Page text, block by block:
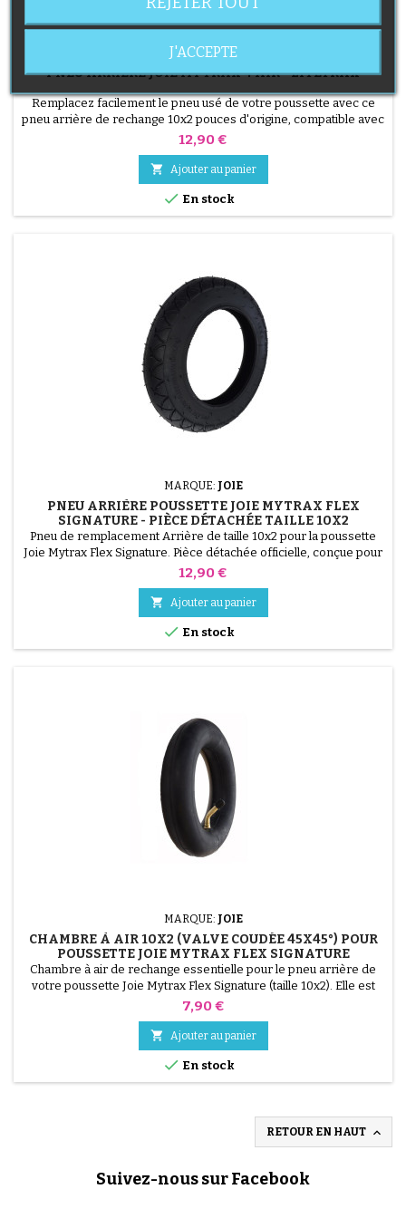
MARQUE:JOIE
PNEU ARRIÈRE JOIE MYTRAX 4 AIR - LITETRAX
Remplacez facilement le pneu usé de votre poussette avec ce
pneu arrière de rechange 10x2 pouces d'origine, compatible avec
les modèles Joie Mytrax 4 Air et Litetrax. Produit neuf. Attention :
Prix
12,90 €
 Ajouter au panier
 En stock
MARQUE: JOIE
PNEU ARRIÈRE POUSSETTE JOIE MYTRAX FLEX
SIGNATURE - PIÈCE DÉTACHÉE TAILLE 10X2
Pneu de remplacement Arrière de taille 10x2 pour la poussette
Joie Mytrax Flex Signature. Pièce détachée officielle, conçue pour
une durabilité maximale et un confort de conduite optimal.
Prix
12,90 €
 Ajouter au panier
 En stock
MARQUE: JOIE
CHAMBRE À AIR 10X2 (VALVE COUDÉE 45X45°) POUR
POUSSETTE JOIE MYTRAX FLEX SIGNATURE
Chambre à air de rechange essentielle pour le pneu arrière de
votre poussette Joie Mytrax Flex Signature (taille 10x2). Elle est
équipée d'une valve coudée 45x45° qui facilite grandement le
Prix
7,90 €
 Ajouter au panier
 En stock
RETOUR EN HAUT 
Suivez-nous sur Facebook
J'ACCEPTE